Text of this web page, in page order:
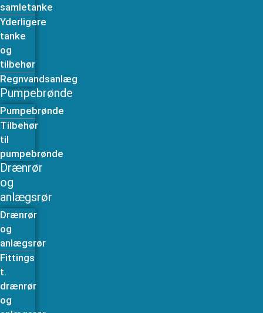
samletanke
Yderligere
tanke
og
tilbehør
Regnvandsanlæg
Pumpebrønde
Pumpebrønde
Tilbehør
til
pumpebrønde
Drænrør
og
anlægsrør
Drænrør
og
anlægsrør
Fittings
t.
drænrør
og